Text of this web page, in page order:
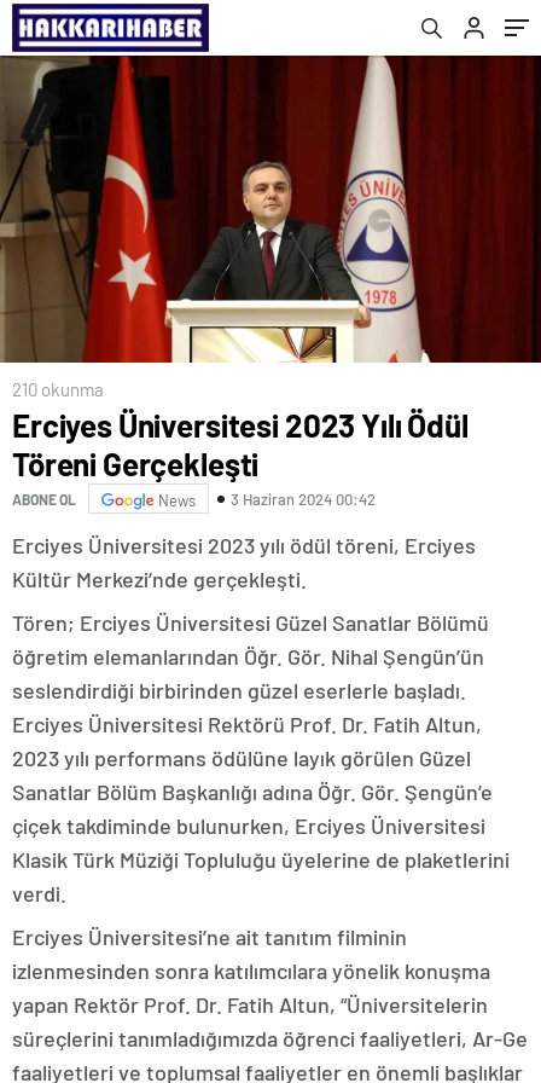
210 okunma
Erciyes Üniversitesi 2023 Yılı Ödül
Töreni Gerçekleşti
ABONE OL News 3 Haziran 2024 00:42
Erciyes Üniversitesi 2023 yılı ödül töreni, Erciyes
Kültür Merkezi’nde gerçekleşti.
Tören; Erciyes Üniversitesi Güzel Sanatlar Bölümü
öğretim elemanlarından Öğr. Gör. Nihal Şengün’ün
seslendirdiği birbirinden güzel eserlerle başladı.
Erciyes Üniversitesi Rektörü Prof. Dr. Fatih Altun,
2023 yılı performans ödülüne layık görülen Güzel
Sanatlar Bölüm Başkanlığı adına Öğr. Gör. Şengün’e
çiçek takdiminde bulunurken, Erciyes Üniversitesi
Klasik Türk Müziği Topluluğu üyelerine de plaketlerini
verdi.
Erciyes Üniversitesi’ne ait tanıtım filminin
izlenmesinden sonra katılımcılara yönelik konuşma
yapan Rektör Prof. Dr. Fatih Altun, “Üniversitelerin
süreçlerini tanımladığımızda öğrenci faaliyetleri, Ar-Ge
faaliyetleri ve toplumsal faaliyetler en önemli başlıklar